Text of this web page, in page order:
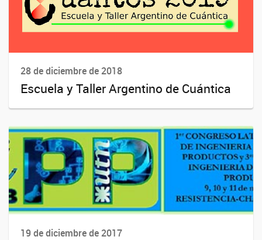
28 de diciembre de 2018
Escuela y Taller Argentino de Cuántica
19 de diciembre de 2017